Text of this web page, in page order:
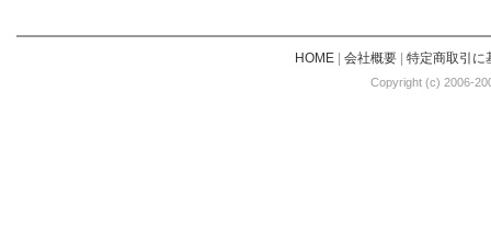
HOME| 会社概要| 特定商取引に
Copyright (c) 2006-